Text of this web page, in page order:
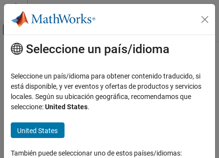
Saltar al contenido
Mostrar/ocultar menú de navegación
Inicio de Documentación
Contenido principal
How useful was this information?
Seleccione un país/idioma
Seleccione un país/idioma para obtener contenido traducido, si
está disponible, y ver eventos y ofertas de productos y servicios
locales. Según su ubicación geográfica, recomendamos que
seleccione:United States.
United States
También puede seleccionar uno de estos países/idiomas: